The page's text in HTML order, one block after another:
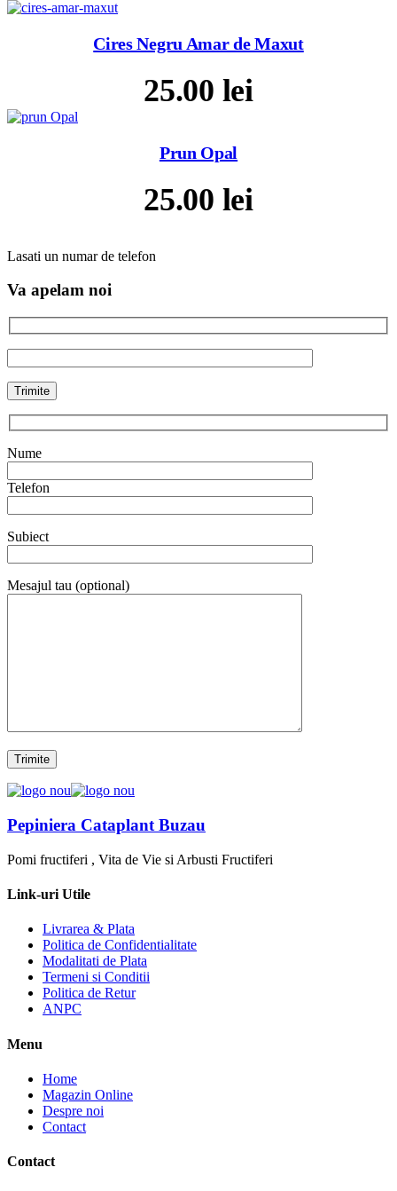
Cires Negru Amar de Maxut
25.00 lei
Prun Opal
25.00 lei
Lasati un numar de telefon
Va apelam noi
Nume
Telefon
Subiect
Mesajul tau (optional)
Pepiniera Cataplant Buzau
Pomi fructiferi , Vita de Vie si Arbusti Fructiferi
Link-uri Utile
Livrarea & Plata
Politica de Confidentialitate
Modalitati de Plata
Termeni si Conditii
Politica de Retur
ANPC
Menu
Home
Magazin Online
Despre noi
Contact
Contact